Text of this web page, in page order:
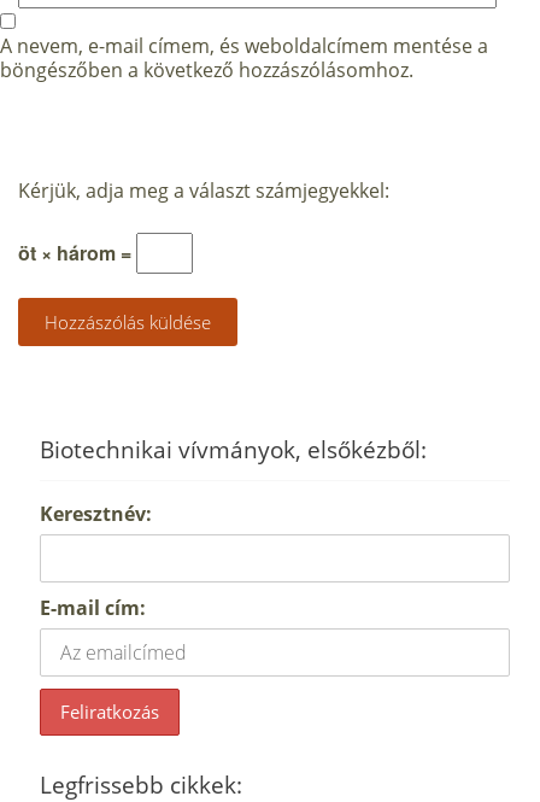
A nevem, e-mail címem, és weboldalcímem mentése a
böngészőben a következő hozzászólásomhoz.
Kérjük, adja meg a választ számjegyekkel:
öt × három =
Biotechnikai vívmányok, elsőkézből:
Keresztnév:
E-mail cím:
Legfrissebb cikkek: